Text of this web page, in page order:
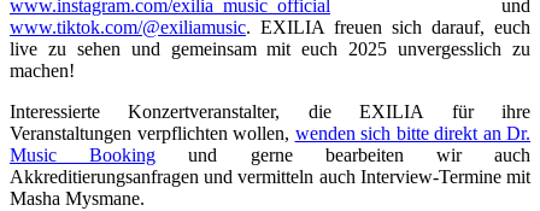
www.instagram.com/exilia_music_official und
www.tiktok.com/@exiliamusic. EXILIA freuen sich darauf, euch
live zu sehen und gemeinsam mit euch 2025 unvergesslich zu
machen!
Interessierte Konzertveranstalter, die EXILIA für ihre
Veranstaltungen verpflichten wollen, wenden sich bitte direkt an Dr.
Music Booking und gerne bearbeiten wir auch
Akkreditierungsanfragen und vermitteln auch Interview-Termine mit
Masha Mysmane.